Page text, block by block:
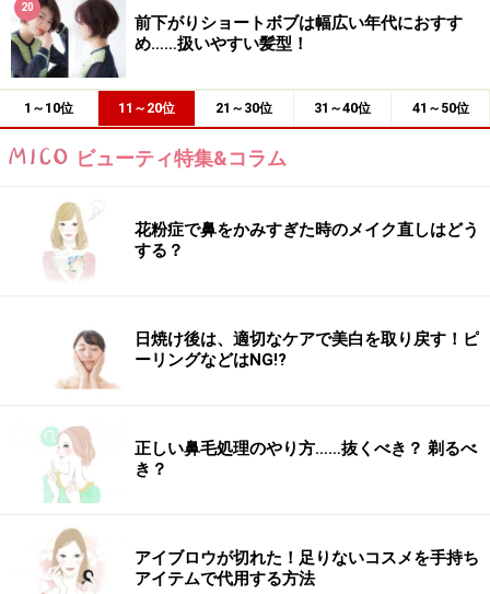
20
前下がりショートボブは幅広い年代におすす
め……扱いやすい髪型！
1～10位 11～20位 21～30位 31～40位 41～50位
ビューティ特集&コラム
花粉症で鼻をかみすぎた時のメイク直しはどう
する？
日焼け後は、適切なケアで美白を取り戻す！ピ
ーリングなどはNG!?
正しい鼻毛処理のやり方……抜くべき？ 剃るべ
き？
アイブロウが切れた！足りないコスメを手持ち
アイテムで代用する方法